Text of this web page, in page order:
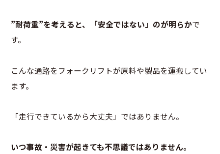
”耐荷重”を考えると、「安全ではない」のが明らかで
す。
こんな通路をフォークリフトが原料や製品を運搬してい
ます。
「走行できているから大丈夫」ではありません。
いつ事故・災害が起きても不思議ではありません。